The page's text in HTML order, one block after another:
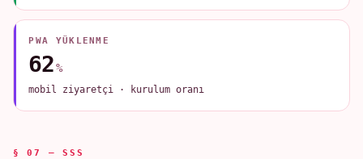
PWA YÜKLENME
62%
mobil ziyaretçi · kurulum oranı
§ 07 — SSS